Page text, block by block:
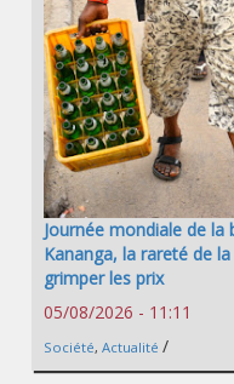
Journée mondiale de la
Kananga, la rareté de
grimper les prix
05/08/2026 - 11:11
Société, Actualité /